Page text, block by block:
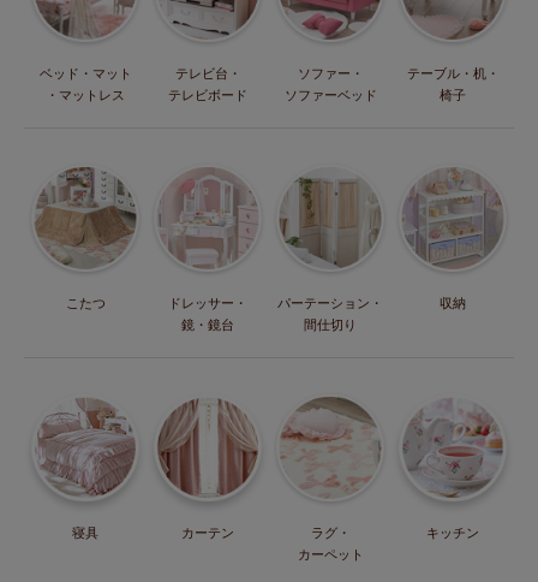
ベッド・マット
・マットレス
テレビ台・
テレビボード
ソファー・
ソファーベッド
テーブル・机・
椅子
こたつ
ドレッサー・
鏡・鏡台
パーテーション・
間仕切り
収納
寝具 カーテン
ラグ・
カーペット
キッチン